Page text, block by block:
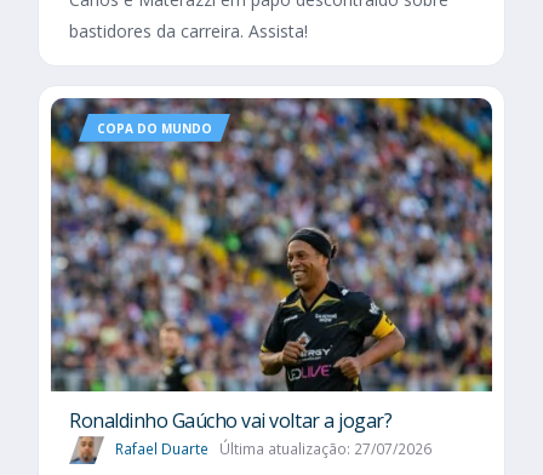
bastidores da carreira. Assista!
COPA DO MUNDO
Ronaldinho Gaúcho vai voltar a jogar?
Rafael Duarte Última atualização: 27/07/2026